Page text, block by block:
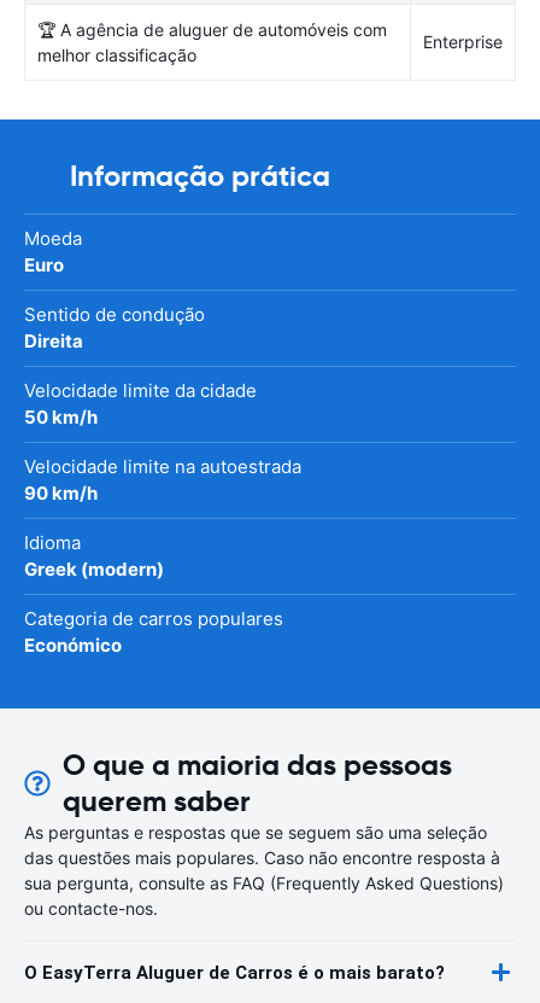
🏆 A agência de aluguer de automóveis com
melhor classificação
Enterprise
Informação prática
Moeda
Euro
Sentido de condução
Direita
Velocidade limite da cidade
50 km/h
Velocidade limite na autoestrada
90 km/h
Idioma
Greek (modern)
Categoria de carros populares
Económico
O que a maioria das pessoas
querem saber
As perguntas e respostas que se seguem são uma seleção
das questões mais populares. Caso não encontre resposta à
sua pergunta, consulte as FAQ (Frequently Asked Questions)
ou contacte-nos.
O EasyTerra Aluguer de Carros é o mais barato?